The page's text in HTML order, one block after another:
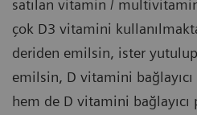
satılan vitamin /
çok D3 vitamini
deriden emilsin, ister
emilsin, D vitamini
hem de D vitamini bağlayıcı